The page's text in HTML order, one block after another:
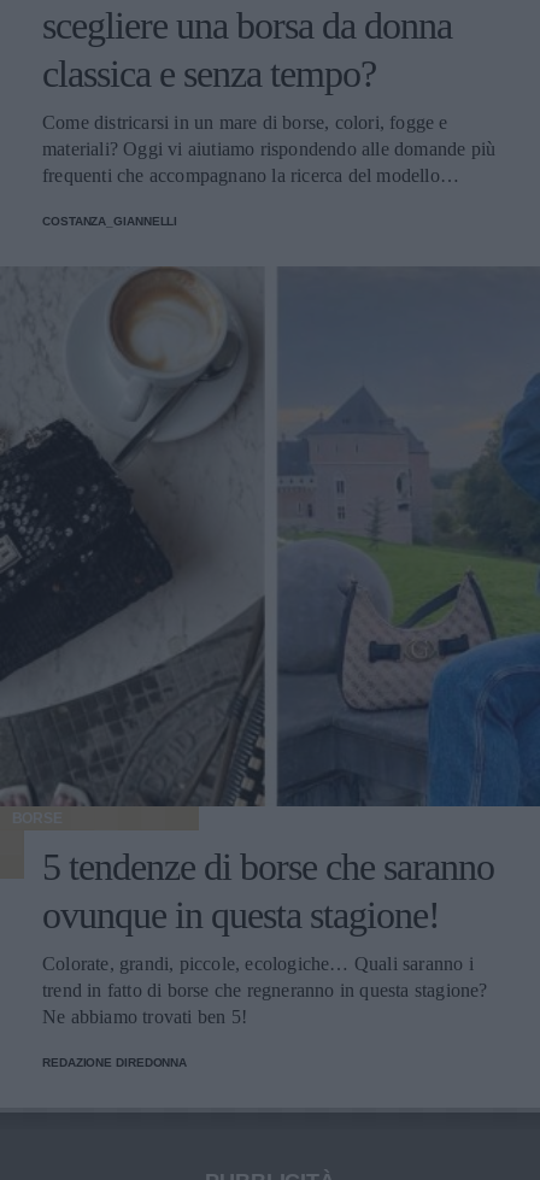
scegliere una borsa da donna
classica e senza tempo?
Come districarsi in un mare di borse, colori, fogge e
materiali? Oggi vi aiutiamo rispondendo alle domande più
frequenti che accompagnano la ricerca del modello
COSTANZA_GIANNELLI
BORSE
5 tendenze di borse che saranno
ovunque in questa stagione!
Colorate, grandi, piccole, ecologiche… Quali saranno i
trend in fatto di borse che regneranno in questa stagione?
Ne abbiamo trovati ben 5!
REDAZIONE DIREDONNA